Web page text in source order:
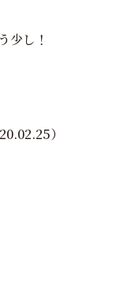
少し！
）